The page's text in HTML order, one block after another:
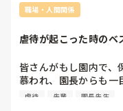
見えなくする方がAち
のでは無いかという結
しかし、このご時世、
り、
Aちゃんを完全に隔離
人権的に虐待的に、保
を全く聞かないので効
つけられます。
他のベテランの保育士
保育園自体が、とても
相談する時間が中々、
した。
何かアドバイスがあれ
応してもらっていまし
その間は自分が主担
その子にとって1番
職場・人間関係
虐待が起こった時のベ
皆さんがもし園内で、
慕われ、園長からも一
先輩保育士(担任)によ
虐待 先輩 園長先生